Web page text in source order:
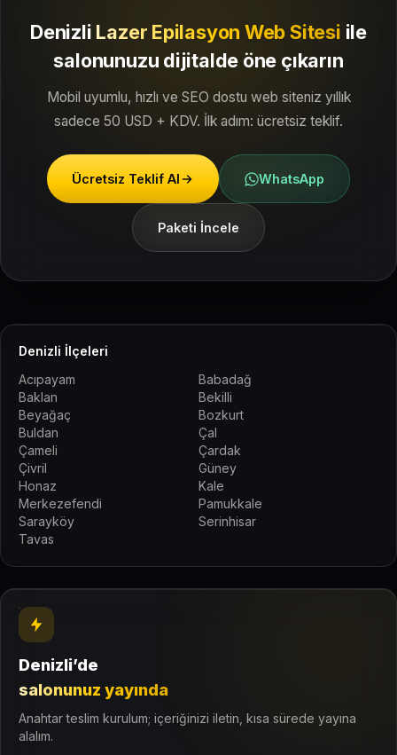
Denizli Lazer Epilasyon Web Sitesi ile
salonunuzu dijitalde öne çıkarın
Mobil uyumlu, hızlı ve SEO dostu web siteniz yıllık
sadece 50 USD + KDV. İlk adım: ücretsiz teklif.
Ücretsiz Teklif Al WhatsApp
Paketi İncele
Denizli İlçeleri
Acıpayam
Babadağ
Baklan
Bekilli
Beyağaç
Bozkurt
Buldan
Çal
Çameli
Çardak
Çivril
Güney
Honaz
Kale
Merkezefendi
Pamukkale
Sarayköy
Serinhisar
Tavas
Denizli’de
salonunuz yayında
Anahtar teslim kurulum; içeriğinizi iletin, kısa sürede yayına
alalım.